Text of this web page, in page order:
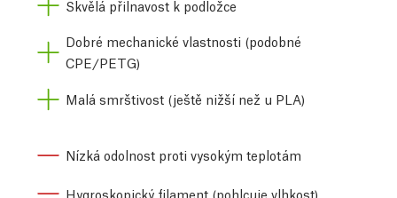
Skvělá přilnavost k podložce
Dobré mechanické vlastnosti (podobné
CPE/PETG)
Malá smrštivost (ještě nižší než u PLA)
Nízká odolnost proti vysokým teplotám
Hygroskopický filament (pohlcuje vlhkost)